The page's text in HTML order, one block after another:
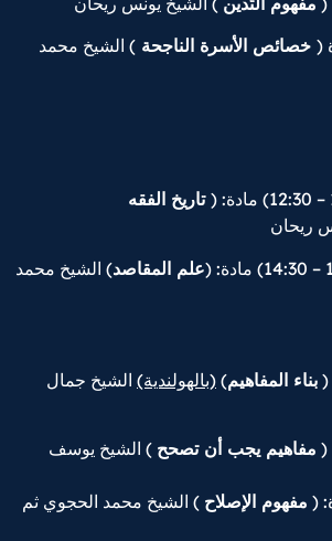
( خصائص الأسرة الناجحة ) الشيخ محمد
تاريخ الفقه
ريحان
علم المقاصد) الشيخ محمد
( بناء المفاهيم) (بالهولندية) الشيخ جمال
( مفاهيم يجب أن تصحح ) الشيخ يوسف
( مفهوم الإصلاح ) الشيخ محمد الحجوي ثم